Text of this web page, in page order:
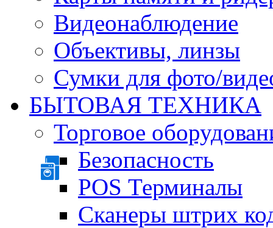
Видеонаблюдение
Объективы, линзы
Сумки для фото/
БЫТОВАЯ ТЕХНИКА
Торговое
Безопасность
POS Терминалы
Сканеры штрих